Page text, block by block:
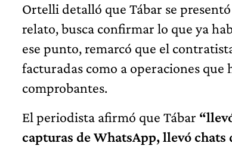
Ortelli detalló que Tábar se
relato, busca confirmar lo que ya
ese punto, remarcó que el
facturadas como a operaciones
comprobantes.
El periodista afirmó que Tábar
capturas de WhatsApp, llevó chats